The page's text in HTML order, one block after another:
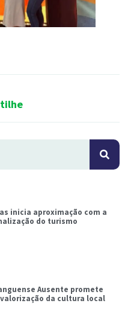
inicia aproximação com a
do turismo
Ausente promete
da cultura local